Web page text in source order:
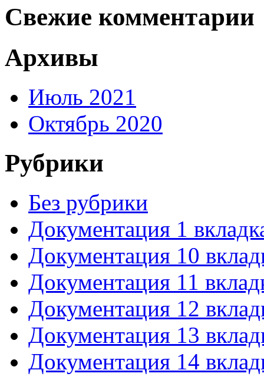
Свежие комментарии
Архивы
Июль 2021
Октябрь 2020
Рубрики
Без рубрики
Документация 1
Документация 10
Документация 11
Документация 12
Документация 13
Документация 14